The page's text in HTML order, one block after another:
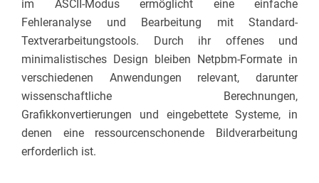
im ASCII-Modus ermöglicht eine einfache
Fehleranalyse und Bearbeitung mit Standard-
Textverarbeitungstools. Durch ihr offenes und
minimalistisches Design bleiben Netpbm-Formate in
verschiedenen Anwendungen relevant, darunter
wissenschaftliche Berechnungen,
Grafikkonvertierungen und eingebettete Systeme, in
denen eine ressourcenschonende Bildverarbeitung
erforderlich ist.